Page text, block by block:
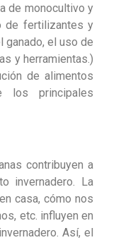
de monocultivo y
de fertilizantes y
el uso de
y herramientas.)
de alimentos
principales
contribuyen a
invernadero. La
casa, cómo nos
etc. influyen en
Así, el